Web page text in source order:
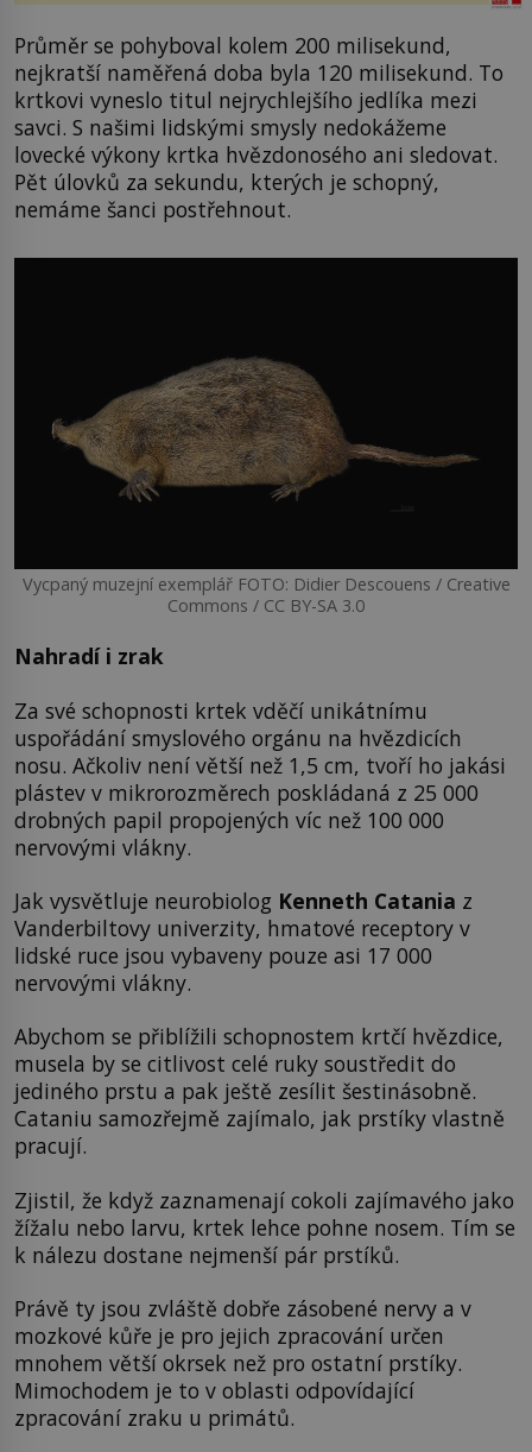
Průměr se pohyboval kolem 200 milisekund,
nejkratší naměřená doba byla 120 milisekund. To
krtkovi vyneslo titul nejrychlejšího jedlíka mezi
savci. S našimi lidskými smysly nedokážeme
lovecké výkony krtka hvězdonosého ani sledovat.
Pět úlovků za sekundu, kterých je schopný,
nemáme šanci postřehnout.
Vycpaný muzejní exemplář FOTO: Didier Descouens / Creative
Commons / CC BY-SA 3.0
Nahradí i zrak
Za své schopnosti krtek vděčí unikátnímu
uspořádání smyslového orgánu na hvězdicích
nosu. Ačkoliv není větší než 1,5 cm, tvoří ho jakási
plástev v mikrorozměrech poskládaná z 25 000
drobných papil propojených víc než 100 000
nervovými vlákny.
Jak vysvětluje neurobiolog Kenneth Catania z
Vanderbiltovy univerzity, hmatové receptory v
lidské ruce jsou vybaveny pouze asi 17 000
nervovými vlákny.
Abychom se přiblížili schopnostem krtčí hvězdice,
musela by se citlivost celé ruky soustředit do
jediného prstu a pak ještě zesílit šestinásobně.
Cataniu samozřejmě zajímalo, jak prstíky vlastně
pracují.
Zjistil, že když zaznamenají cokoli zajímavého jako
žížalu nebo larvu, krtek lehce pohne nosem. Tím se
k nálezu dostane nejmenší pár prstíků.
Právě ty jsou zvláště dobře zásobené nervy a v
mozkové kůře je pro jejich zpracování určen
mnohem větší okrsek než pro ostatní prstíky.
Mimochodem je to v oblasti odpovídající
zpracování zraku u primátů.